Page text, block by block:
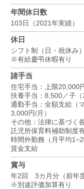
年間休日数
103日（2021年実績）
休日
シフト制（日・祝休み）
※有給慶弔休暇有り
諸手当
住宅手当：上限20,000
扶養手当：8,500／子（
通勤手当：全額支給（
3,000円/月）
その他：法律に基づく
託児所保育料補助制度
時間外勤務（月平均
賃金支給
賞与
年2回 3カ月分（前年
※別途評価加算有り